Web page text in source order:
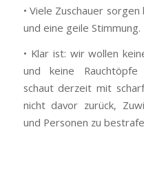
• Viele Zuschauer
und eine geile
• Klar ist: wir wollen
und keine Rauchtöpfe
schaut derzeit mit
nicht davor zurück,
und Personen zu